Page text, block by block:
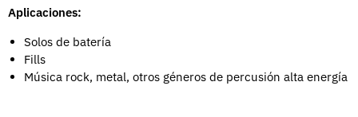
Aplicaciones:
Solos de batería
Fills
Música rock, metal, otros géneros de percusión alta energía